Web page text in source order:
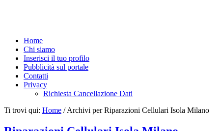
Home
Chi siamo
Inserisci il tuo profilo
Pubblicità sul portale
Contatti
Privacy
Richiesta Cancellazione Dati
Ti trovi qui: Home /Archivi per Riparazioni Cellulari Isola Milano